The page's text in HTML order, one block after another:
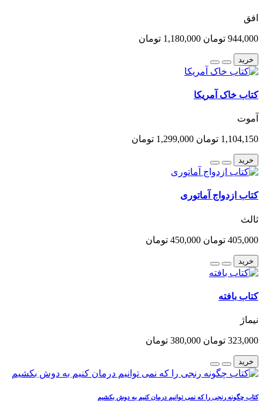
افق
944,000 تومان 1,180,000 تومان
خرید
کتاب خاک آمریکا
آموت
1,104,150 تومان 1,299,000 تومان
خرید
کتاب ازدواج آماتوری
ثالث
405,000 تومان 450,000 تومان
خرید
کتاب بافته
نیماژ
323,000 تومان 380,000 تومان
خرید
کتاب چگونه رنجی را که نمی توانیم درمان کنیم به دوش بکشیم